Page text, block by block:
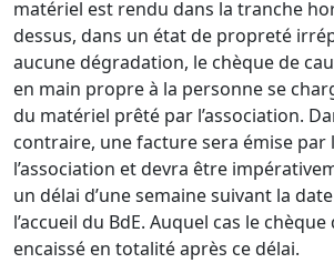
matériel est rendu dans la tranche
dessus, dans un état de propreté
aucune dégradation, le chèque de
en main propre à la personne se
du matériel prêté par l’association.
contraire, une facture sera émise par
l’association et devra être
un délai d’une semaine suivant la
l’accueil du BdE. Auquel cas le
encaissé en totalité après ce délai.